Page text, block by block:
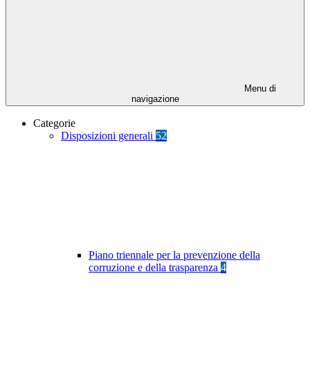
Menu di
navigazione
Categorie
Disposizioni generali 52
Piano triennale per la prevenzione della
corruzione e della trasparenza 4